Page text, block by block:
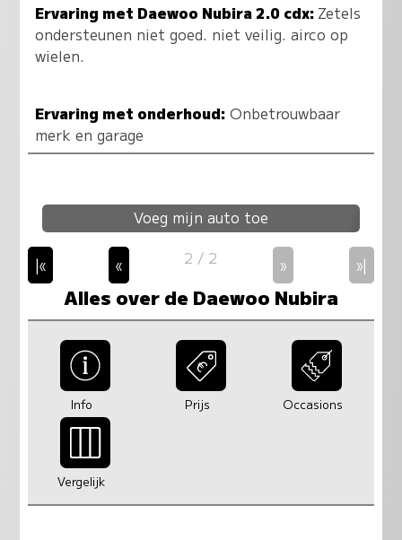
Ervaring met Daewoo Nubira 2.0 cdx: Zetels
ondersteunen niet goed. niet veilig. airco op
wielen.
Ervaring met onderhoud: Onbetrouwbaar
merk en garage
Voeg mijn auto toe
|« « 2 / 2 » »|
Alles over de Daewoo Nubira
Info Prijs Occasions
Vergelijk